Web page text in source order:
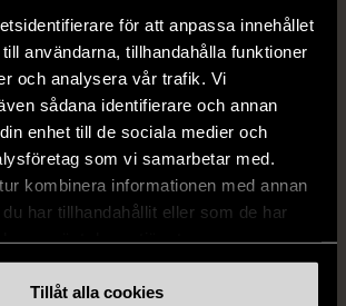
för att anpassa innehållet
användarna, tillhandahålla funktioner
och analysera vår trafik. Vi
sådana identifierare och annan
enhet till de sociala medier och
som vi samarbetar med.
kombinera informationen med annan
har tillhandahållit eller som de har
Tillåt alla cookies
VARUMÄRKE
från samma varumärke